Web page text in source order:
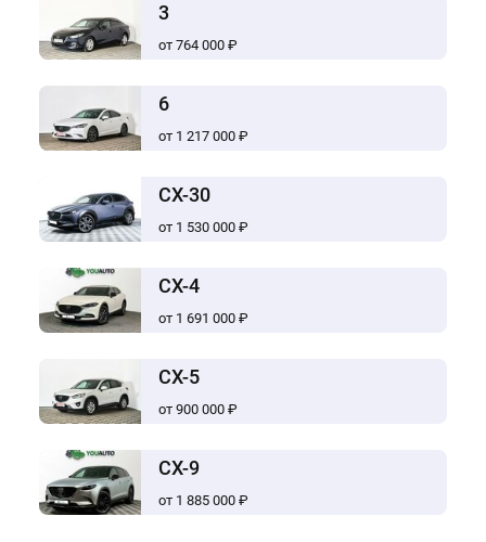
3
от 764 000 ₽
6
от 1 217 000 ₽
CX-30
от 1 530 000 ₽
CX-4
от 1 691 000 ₽
CX-5
от 900 000 ₽
CX-9
от 1 885 000 ₽